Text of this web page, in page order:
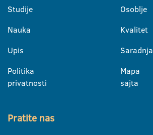
Studije
Nauka
Upis
Politika
privatnosti
Osoblje
Kvalitet
Saradnja
Mapa
sajta
Pratite nas